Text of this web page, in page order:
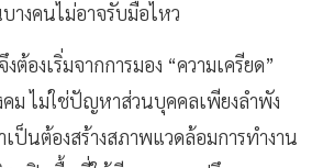
างคนไม่อาจรับมือไหว
องเริ่มจากการมอง “ความเครียด”
คม ไม่ใช่ปัญหาส่วนบุคคลเพียงลำพัง
ป็นต้องสร้างสภาพแวดล้อมการทำงาน